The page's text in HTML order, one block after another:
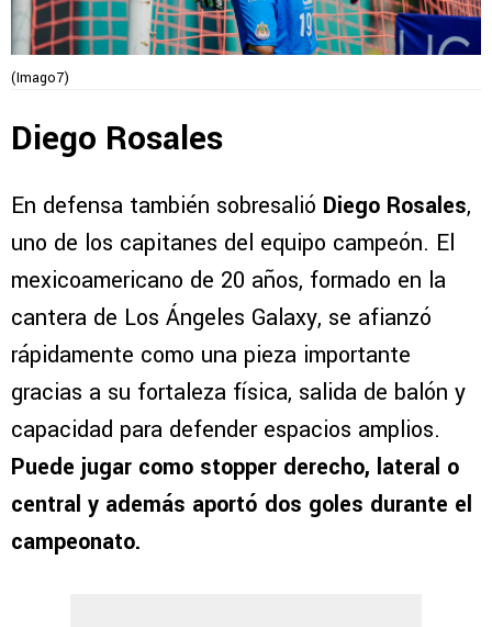
(Imago7)
Diego Rosales
En defensa también sobresalió Diego Rosales,
uno de los capitanes del equipo campeón. El
mexicoamericano de 20 años, formado en la
cantera de Los Ángeles Galaxy, se afianzó
rápidamente como una pieza importante
gracias a su fortaleza física, salida de balón y
capacidad para defender espacios amplios.
Puede jugar como stopper derecho, lateral o
central y además aportó dos goles durante el
campeonato.